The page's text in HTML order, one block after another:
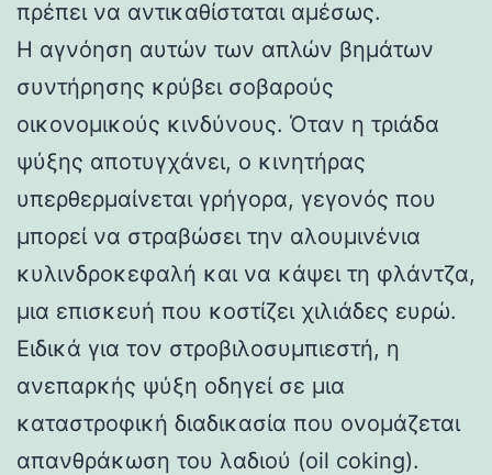
πρέπει να αντικαθίσταται αμέσως.
Η αγνόηση αυτών των απλών βημάτων
συντήρησης κρύβει σοβαρούς
οικονομικούς κινδύνους. Όταν η τριάδα
ψύξης αποτυγχάνει, ο κινητήρας
υπερθερμαίνεται γρήγορα, γεγονός που
μπορεί να στραβώσει την αλουμινένια
κυλινδροκεφαλή και να κάψει τη φλάντζα,
μια επισκευή που κοστίζει χιλιάδες ευρώ.
Ειδικά για τον στροβιλοσυμπιεστή, η
ανεπαρκής ψύξη οδηγεί σε μια
καταστροφική διαδικασία που ονομάζεται
απανθράκωση του λαδιού (oil coking).